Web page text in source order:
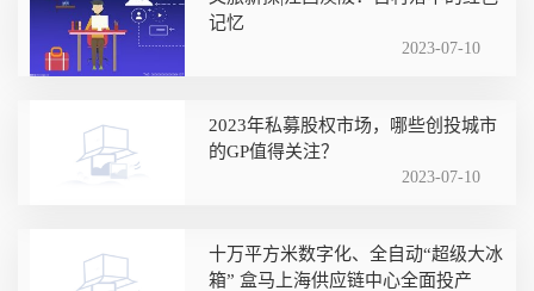
记忆
2023-07-10
2023年私募股权市场，哪些创投城市
的GP值得关注？
2023-07-10
十万平方米数字化、全自动“超级大冰
箱” 盒马上海供应链中心全面投产